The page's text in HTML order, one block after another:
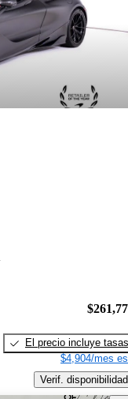
El precio incluye tasas
$4,904/mes
Verif. disponibilidad